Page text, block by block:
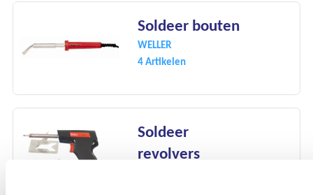
Soldeer bouten
WELLER
4 Artikelen
Soldeer
revolvers